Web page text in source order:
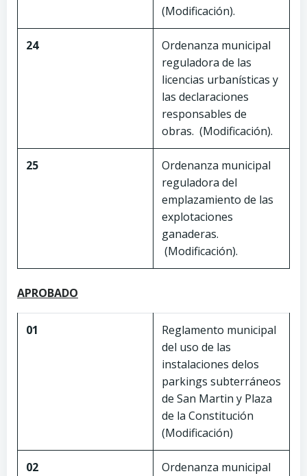
(Modificación).
24
Ordenanza municipal
reguladora de las
licencias urbanísticas y
las declaraciones
responsables de
obras. (Modificación).
25
Ordenanza municipal
reguladora del
emplazamiento de las
explotaciones
ganaderas.
(Modificación).
APROBADO
01
Reglamento municipal
del uso de las
instalaciones delos
parkings subterráneos
de San Martin y Plaza
de la Constitución
(Modificación)
02
Ordenanza municipal